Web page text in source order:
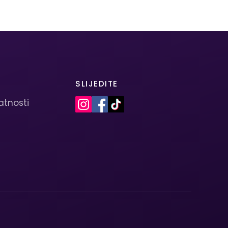
SLIJEDITE